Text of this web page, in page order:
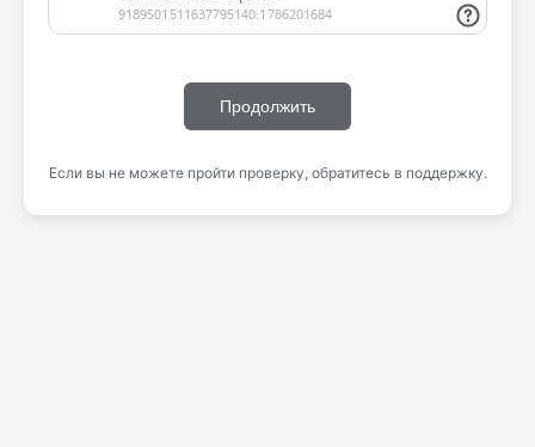
Продолжить
Если вы не можете пройти проверку, обратитесь в поддержку.